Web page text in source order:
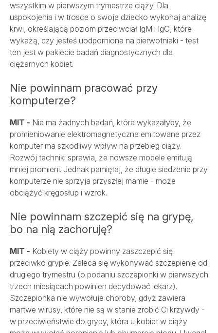
wszystkim w pierwszym trymestrze ciąży. Dla
uspokojenia i w trosce o swoje dziecko wykonaj analizę
krwi, określającą poziom przeciwciał IgM i IgG, które
wykażą, czy jesteś uodporniona na pierwotniaki - test
ten jest w pakiecie badań diagnostycznych dla
ciężarnych kobiet.
Nie powinnam pracować przy
komputerze?
MIT - Nie ma żadnych badań, które wykazałyby, że
promieniowanie elektromagnetyczne emitowane przez
komputer ma szkodliwy wpływ na przebieg ciąży.
Rozwój techniki sprawia, że nowsze modele emitują
mniej promieni. Jednak pamiętaj, że długie siedzenie przy
komputerze nie sprzyja przyszłej mamie - może
obciążyć kręgosłup i wzrok.
Nie powinnam szczepić się na grypę,
bo na nią zachoruję?
MIT - Kobiety w ciąży powinny zaszczepić się
przeciwko grypie. Zaleca się wykonywać szczepienie od
drugiego trymestru (o podaniu szczepionki w pierwszych
trzech miesiącach powinien decydować lekarz).
Szczepionka nie wywołuje choroby, gdyż zawiera
martwe wirusy, które nie są w stanie zrobić Ci krzywdy -
w przeciwieństwie do grypy, która u kobiet w ciąży